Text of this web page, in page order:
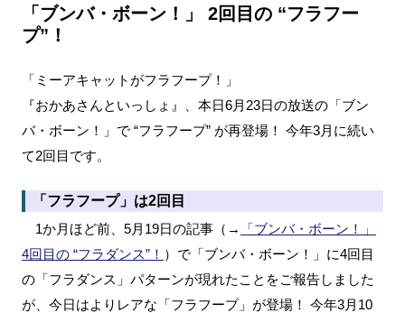
「ブンバ・ボーン！」 2回目の “フラフー
プ”！
「ミーアキャットがフラフープ！」
『おかあさんといっしょ』、本日6月23日の放送の「ブン
バ・ボーン！」で “フラフープ” が再登場！ 今年3月に続い
て2回目です。
「フラフープ」は2回目
1か月ほど前、5月19日の記事（→
「ブンバ・ボーン！」
4回目の “フラダンス”！ ）で「ブンバ・ボーン！」に4回目
の「フラダンス」パターンが現れたことをご報告しました
が、今日はよりレアな「フラフープ」が登場！ 今年3月10